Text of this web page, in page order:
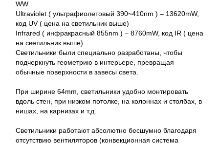
WW
Ultraviolet ( ультрафиолетовый 390~410nm ) – 13620mW,
код UV ( цена на светильник выше)
Infrared ( инфракрасный 855nm ) – 8760mW, код IR ( цена
на светильник выше)
Светильники были специально разработаны, чтобы
подчеркнуть геометрию в интерьере, превращая
обычные поверхности в завесы света.
При ширине 64mm, светильники удобно монтировать
вдоль стен, при низком потолке, на колоннах и столбах, в
нишах, на карнизах и т.д.
Светильники работают абсолютно бесшумно благодаря
отсутствию вентиляторов (конвекционная система